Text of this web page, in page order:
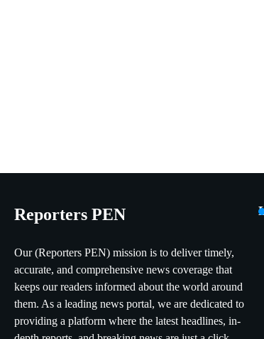
Reporters PEN
Our (Reporters PEN) mission is to deliver timely,
accurate, and comprehensive news coverage that
keeps our readers informed about the world around
them. As a leading news portal, we are dedicated to
providing a platform where the latest headlines, in-